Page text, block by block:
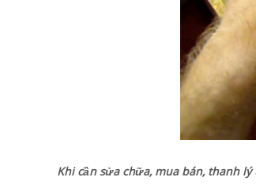
Khi cần sửa chữa, mua bán, thanh